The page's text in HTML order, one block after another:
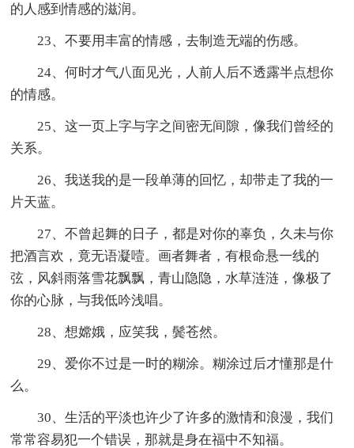
的人感到情感的滋润。
23、不要用丰富的情感，去制造无端的伤感。
24、何时才气八面见光，人前人后不透露半点想你
的情感。
25、这一页上字与字之间密无间隙，像我们曾经的
关系。
26、我送我的是一段单薄的回忆，却带走了我的一
片天蓝。
27、不曾起舞的日子，都是对你的辜负，久未与你
把酒言欢，竟无语凝噎。画者舞者，有根命悬一线的
弦，风斜雨落雪花飘飘，青山隐隐，水草涟涟，像极了
你的心脉，与我低吟浅唱。
28、想嫦娥，应笑我，鬓苍然。
29、爱你不过是一时的糊涂。糊涂过后才懂那是什
么。
30、生活的平淡也许少了许多的激情和浪漫，我们
常常容易犯一个错误，那就是身在福中不知福。